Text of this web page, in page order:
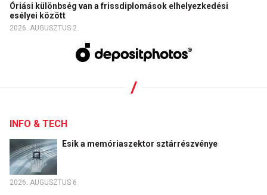
Óriási különbség van a frissdiplomások elhelyezkedési
esélyei között
2026. AUGUSZTUS 2.
INFO & TECH
Esik a memóriaszektor sztárrészvénye
2026. AUGUSZTUS 6.